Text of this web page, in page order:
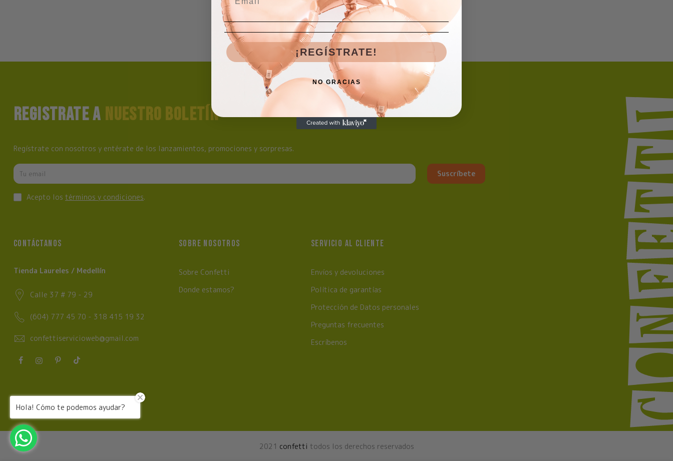
REGISTRATE A NUESTRO BOLETÍN
Regístrate con nosotros y entérate de los lanzamientos, promociones y sorpresas.
Suscríbete
Acepto los términos y condiciones.
CONTÁCTANOS
Tienda Laureles / Medellín
Calle 37 # 79 - 29
(604) 777 45 70 - 318 415 19 32
confettiservicioweb@gmail.com
SOBRE NOSOTROS
Sobre Confetti
Donde estamos?
SERVICIO AL CLIENTE
Envíos y devoluciones
Política de garantías
Protección de Datos personales
Preguntas frecuentes
Escríbenos
2021 confetti todos los derechos reservados
¡REGÍSTRATE!
NO GRACIAS
Hola! Cómo te podemos ayudar?